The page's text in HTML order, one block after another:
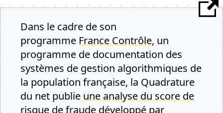
Dans le cadre de son
programme France Contrôle, un
programme de documentation des
systèmes de gestion algorithmiques de
la population française, la Quadrature
du net publie une analyse du score de
risque de fraude développé par